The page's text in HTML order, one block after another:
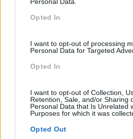
Opted In
I want to opt-out of processing
Personal Data for Targeted
Opted In
I want to opt-out of Collection,
Retention, Sale, and/or Sharing
Personal Data that Is Unrelated
Purposes for which it was
Opted Out
conversas de corredor
líder, deve encorajar-se isso”,
O que os ‘novos nómadas’
onde a empresa está implantada.
que vêm de diferentes
a evitar estar isolada e a não
tendências. Pessoas